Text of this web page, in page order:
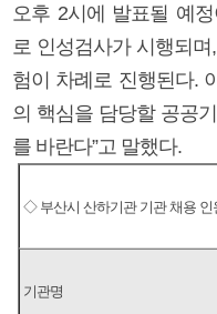
오후 2시에 발표될 예
로 인성검사가 시행되
험이 차례로 진행된다.
의 핵심을 담당할 공공
를 바란다”고 말했다.
◇ 부산시 산하기관 기관 채용 인
기관명